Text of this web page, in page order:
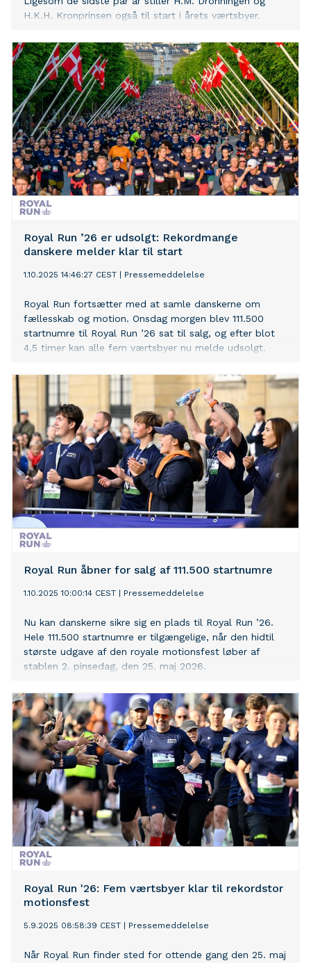
H.K.H. Kronprinsen også til start i årets værtsbyer.
Royal Run ’26 er udsolgt: Rekordmange
danskere melder klar til start
1.10.2025 14:46:27 CEST Pressemeddelelse
Royal Run fortsætter med at samle danskerne om
fællesskab og motion. Onsdag morgen blev 111.500
startnumre til Royal Run ’26 sat til salg, og efter blot
4,5 timer kan alle fem værtsbyer nu melde udsolgt.
Royal Run åbner for salg af 111.500 startnumre
1.10.2025 10:00:14 CEST Pressemeddelelse
Nu kan danskerne sikre sig en plads til Royal Run ’26.
Hele 111.500 startnumre er tilgængelige, når den hidtil
største udgave af den royale motionsfest løber af
stablen 2. pinsedag, den 25. maj 2026.
Royal Run '26: Fem værtsbyer klar til rekordstor
motionsfest
5.9.2025 08:58:39 CEST Pressemeddelelse
Når Royal Run finder sted for ottende gang den 25. maj